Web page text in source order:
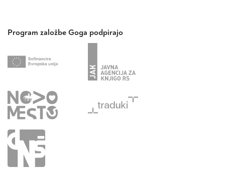
Program založbe Goga podpirajo